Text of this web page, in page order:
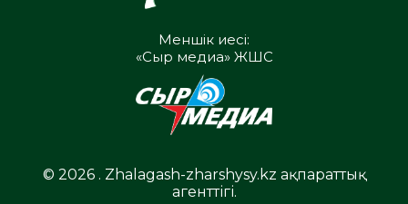
Меншік иесі:
«Сыр медиа» ЖШС
© 2026 . Zhalagash-zharshysy.kz ақпараттық
агенттігі.